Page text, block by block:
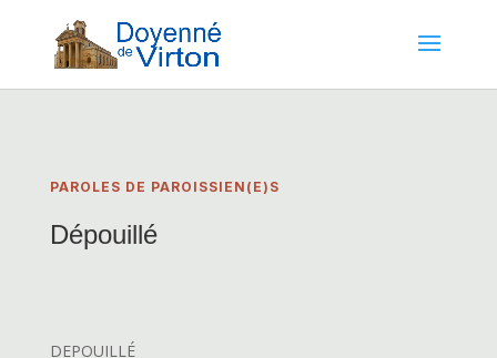
PAROLES DE PAROISSIEN(E)S
Dépouillé
DEPOUILLÉ